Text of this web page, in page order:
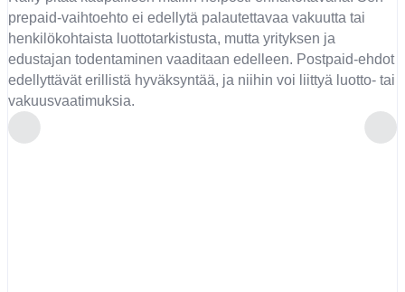
prepaid-vaihtoehto ei edellytä palautettavaa vakuutta tai
henkilökohtaista luottotarkistusta, mutta yrityksen ja
edustajan todentaminen vaaditaan edelleen. Postpaid-ehdot
edellyttävät erillistä hyväksyntää, ja niihin voi liittyä luotto- tai
vakuusvaatimuksia.